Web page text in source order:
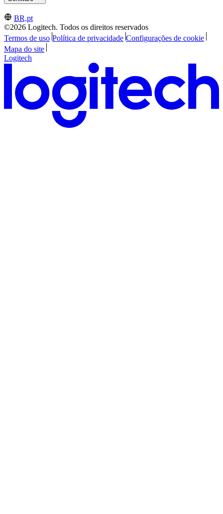
BR,pt
©2026 Logitech. Todos os direitos reservados
Termos de uso Política de privacidade Configurações de cookie
Mapa do site
Logitech